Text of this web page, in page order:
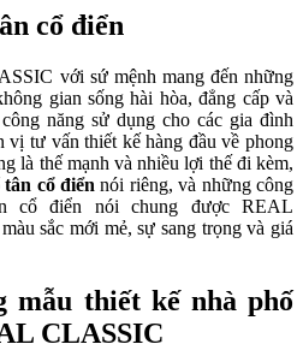
cổ điển
với sứ mệnh mang đến những
gian sống hài hòa, đẳng cấp và
năng sử dụng cho các gia đình
tư vấn thiết kế hàng đầu về phong
là thế mạnh và nhiều lợi thế đi kèm,
cổ điển nói riêng, và những công
cổ điển nói chung được REAL
sắc mới mẻ, sự sang trọng và giá
mẫu thiết kế nhà phố
CLASSIC